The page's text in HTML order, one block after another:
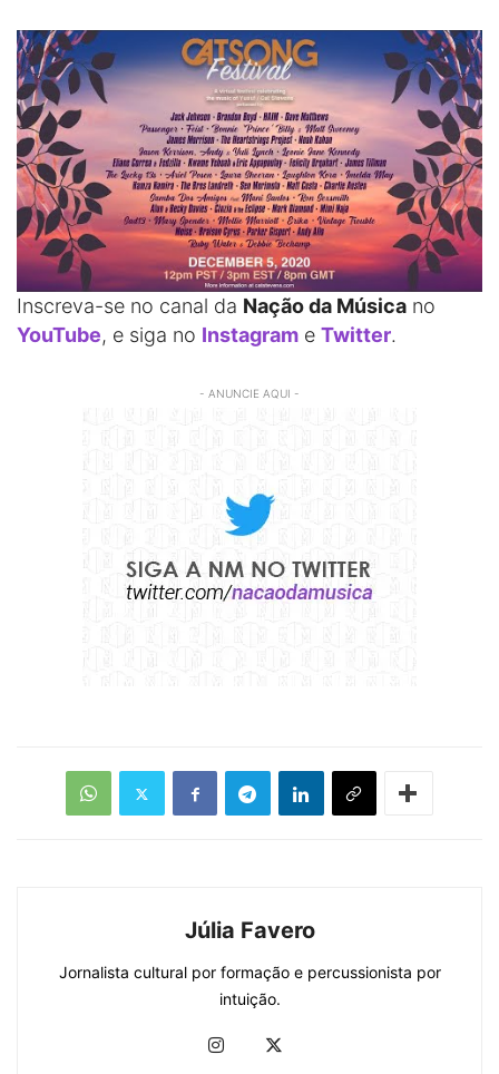
Inscreva-se no canal da Nação da Música no
YouTube, e siga no Instagram e Twitter.
- ANUNCIE AQUI -
Júlia Favero
Jornalista cultural por formação e percussionista por
intuição.